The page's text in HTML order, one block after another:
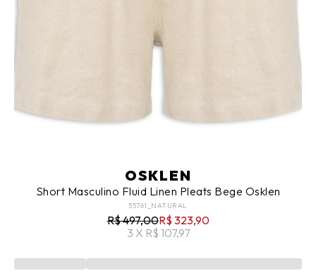
OSKLEN
Short Masculino Fluid Linen Pleats Bege Osklen
55761_NATURAL
R$ 497,00R$ 323,90
3 X R$ 107,97